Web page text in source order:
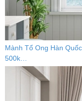
Mành Tổ Ong Hàn
500k…